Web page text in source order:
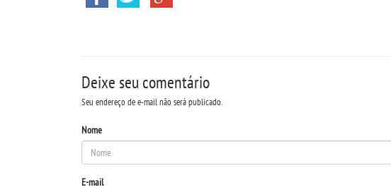
Deixe seu comentário
Seu endereço de e-mail não será publicado.
Nome
E-mail